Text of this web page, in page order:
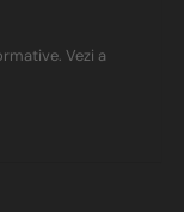
Vezi a